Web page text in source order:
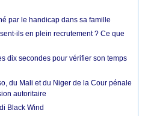
par le handicap dans sa famille
ils en plein recrutement ? Ce que
dix secondes pour vérifier son temps
du Mali et du Niger de la Cour pénale
autoritaire
Black Wind